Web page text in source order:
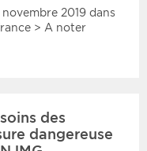
2019 dans
> A noter
des
dangereuse